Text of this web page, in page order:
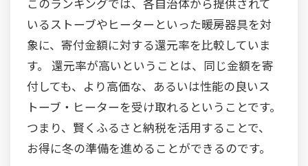
いるストーブやヒーターといった暖房器具を対
象に、寄付金額に対する還元率を比較していま
す。 還元率が高いということは、同じ金額を寄
付しても、より高価な、あるいは性能の良いス
トーブ・ヒーターを受け取れるということです。
つまり、賢くふるさと納税を活用することで、
お得に冬の準備を進めることができるのです。